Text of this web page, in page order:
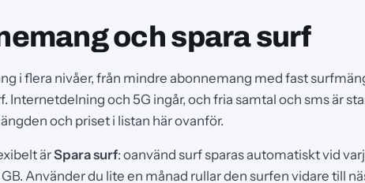
och spara surf
i flera nivåer, från mindre abonnemang med fast
Internetdelning och 5G ingår, och fria samtal och sms är
och priset i listan här ovanför.
ärSpara surf: oanvänd surf sparas automatiskt vid
Använder du lite en månad rullar den surfen vidare till